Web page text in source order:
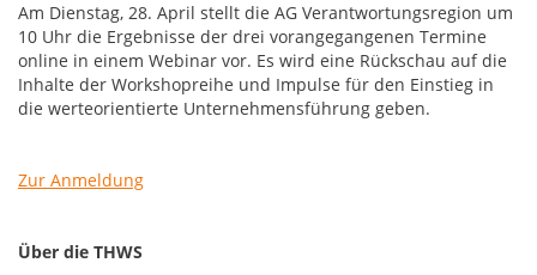
Am Dienstag, 28. April stellt die AG Verantwortungsregion um
10 Uhr die Ergebnisse der drei vorangegangenen Termine
online in einem Webinar vor. Es wird eine Rückschau auf die
Inhalte der Workshopreihe und Impulse für den Einstieg in
die werteorientierte Unternehmensführung geben.
Zur Anmeldung
Über die THWS